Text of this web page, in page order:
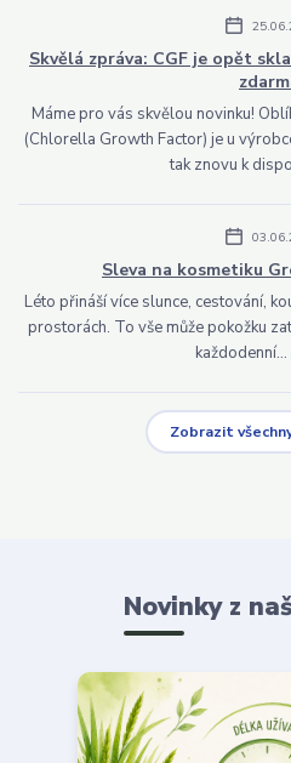
Skvělá zpráva: CGF je opět
Máme pro vás skvělou novinku!
(Chlorella Growth Factor) je u
tak znovu k
Sleva na kosmetiku
Léto přináší více slunce, cestování,
prostorách. To vše může pokožku
každodenní...
Zobrazit
Novinky z